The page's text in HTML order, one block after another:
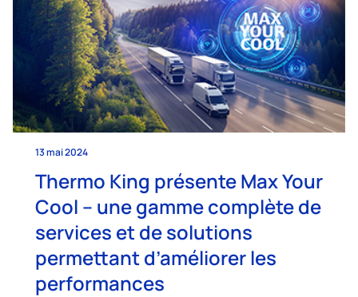
13 mai 2024
Thermo King présente Max Your
Cool – une gamme complète de
services et de solutions
permettant d’améliorer les
performances